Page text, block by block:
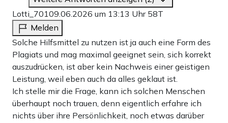
Lotti_70109.06.2026 um 13:13 Uhr 58T
Melden
Solche Hilfsmittel zu nutzen ist ja auch eine Form des
Plagiats und mag maximal geeignet sein, sich korrekt
auszudrücken, ist aber kein Nachweis einer geistigen
Leistung, weil eben auch da alles geklaut ist.
Ich stelle mir die Frage, kann ich solchen Menschen
überhaupt noch trauen, denn eigentlich erfahre ich
nichts über ihre Persönlichkeit, noch etwas darüber